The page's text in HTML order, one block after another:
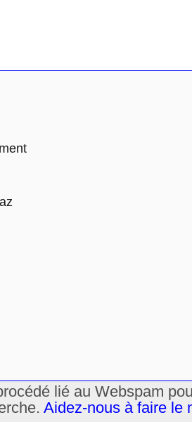
lié au Webspam
Aidez-nous à faire le